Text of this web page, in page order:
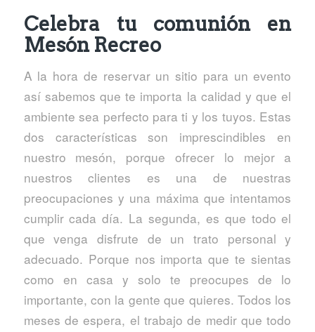
Celebra tu comunión en
Mesón Recreo
A la hora de reservar un sitio para un evento
así sabemos que te importa la calidad y que el
ambiente sea perfecto para ti y los tuyos. Estas
dos características son imprescindibles en
nuestro mesón, porque ofrecer lo mejor a
nuestros clientes es una de nuestras
preocupaciones y una máxima que intentamos
cumplir cada día. La segunda, es que todo el
que venga disfrute de un trato personal y
adecuado. Porque nos importa que te sientas
como en casa y solo te preocupes de lo
importante, con la gente que quieres. Todos los
meses de espera, el trabajo de medir que todo